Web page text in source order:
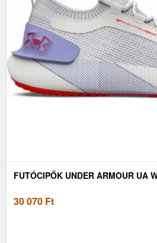
FUTÓCIPŐK UNDER ARMOUR UA
30 070 Ft